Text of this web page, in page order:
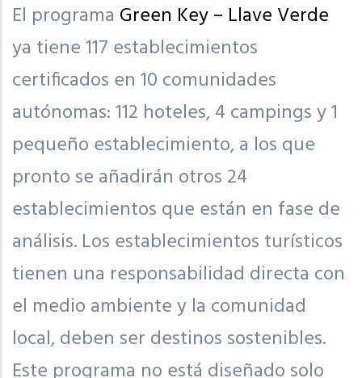
El programa Green Key – Llave Verde
ya tiene 117 establecimientos
certificados en 10 comunidades
autónomas: 112 hoteles, 4 campings y 1
pequeño establecimiento, a los que
pronto se añadirán otros 24
establecimientos que están en fase de
análisis. Los establecimientos turísticos
tienen una responsabilidad directa con
el medio ambiente y la comunidad
local, deben ser destinos sostenibles.